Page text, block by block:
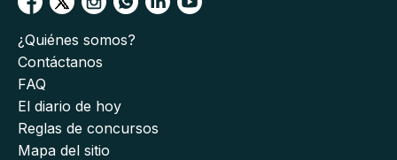
¿Quiénes somos?
Contáctanos
FAQ
El diario de hoy
Reglas de concursos
Mapa del sitio